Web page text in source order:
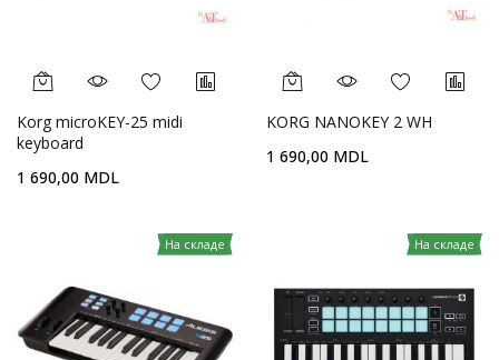
Korg microKEY-25 midi
keyboard
1 690,00 MDL
KORG NANOKEY 2 WH
1 690,00 MDL
На складе На складе